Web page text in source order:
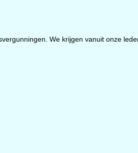
We krijgen vanuit onze